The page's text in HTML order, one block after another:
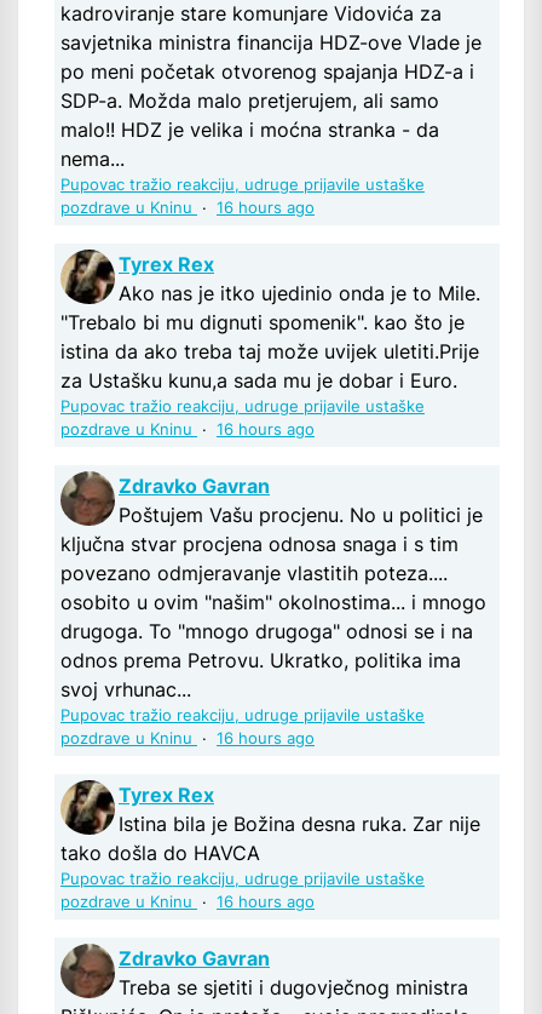
kadroviranje stare komunjare Vidovića za
savjetnika ministra financija HDZ-ove Vlade je
po meni početak otvorenog spajanja HDZ-a i
SDP-a. Možda malo pretjerujem, ali samo
malo!! HDZ je velika i moćna stranka - da
nema...
Pupovac tražio reakciju, udruge prijavile ustaške
pozdrave u Kninu
· 16 hours ago
Tyrex Rex
Ako nas je itko ujedinio onda je to Mile.
"Trebalo bi mu dignuti spomenik". kao što je
istina da ako treba taj može uvijek uletiti.Prije
za Ustašku kunu,a sada mu je dobar i Euro.
Pupovac tražio reakciju, udruge prijavile ustaške
pozdrave u Kninu
· 16 hours ago
Zdravko Gavran
Poštujem Vašu procjenu. No u politici je
ključna stvar procjena odnosa snaga i s tim
povezano odmjeravanje vlastitih poteza....
osobito u ovim "našim" okolnostima... i mnogo
drugoga. To "mnogo drugoga" odnosi se i na
odnos prema Petrovu. Ukratko, politika ima
svoj vrhunac...
Pupovac tražio reakciju, udruge prijavile ustaške
pozdrave u Kninu
· 16 hours ago
Tyrex Rex
Istina bila je Božina desna ruka. Zar nije
tako došla do HAVCA
Pupovac tražio reakciju, udruge prijavile ustaške
pozdrave u Kninu
· 16 hours ago
Zdravko Gavran
Treba se sjetiti i dugovječnog ministra